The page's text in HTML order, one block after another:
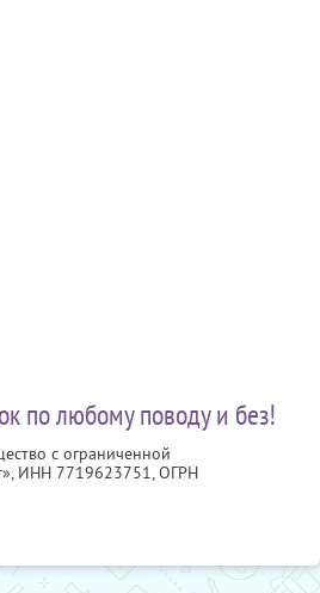
по любому поводу и без!
с ограниченной
ИНН 7719623751, ОГРН